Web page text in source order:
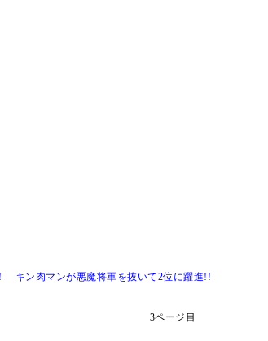
キン肉マンが悪魔将軍を抜いて2位に躍進!!
3ページ目